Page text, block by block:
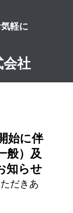
軽に
社
始に伴
般）及
知らせ
だきあ